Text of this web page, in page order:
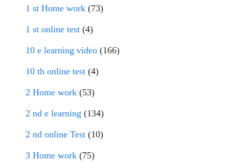
1 st Home work (73)
1 st online test (4)
10 e learning video (166)
10 th online test (4)
2 Home work (53)
2 nd e learning (134)
2 nd online Test (10)
3 Home work (75)